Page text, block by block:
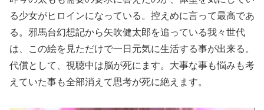
る少女がヒロインになっている。控えめに言って最高であ
る。邪馬台幻想記から矢吹健太郎を追っている我々世代
は、この絵を見ただけで一日元気に生活する事が出来る。
代償として、視聴中は脳が死にます。大事な事も悩みも考
えていた事も全部消えて思考が死に絶えます。